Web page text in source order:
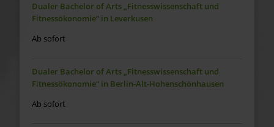
Dualer Bachelor of Arts „Fitnesswissenschaft und
Fitnessökonomie“ in Leverkusen
Ab sofort
Dualer Bachelor of Arts „Fitnesswissenschaft und
Fitnessökonomie“ in Berlin-Alt-Hohenschönhausen
Ab sofort